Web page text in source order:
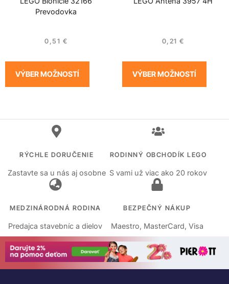
Prevodovka
0,51 €
VÝBER MOŽNOSTÍ
0,21 €
VÝBER MOŽNOSTÍ
RÝCHLE DORUČENIE
Zastavte sa u nás aj osobne
RODINNÝ OBCHODÍK LEGO
S vami už viac ako 20 rokov
MEDZINÁRODNÁ RODINA
Predajca stavebníc a dielov
BEZPEČNÝ NÁKUP
Maestro, MasterCard, Visa